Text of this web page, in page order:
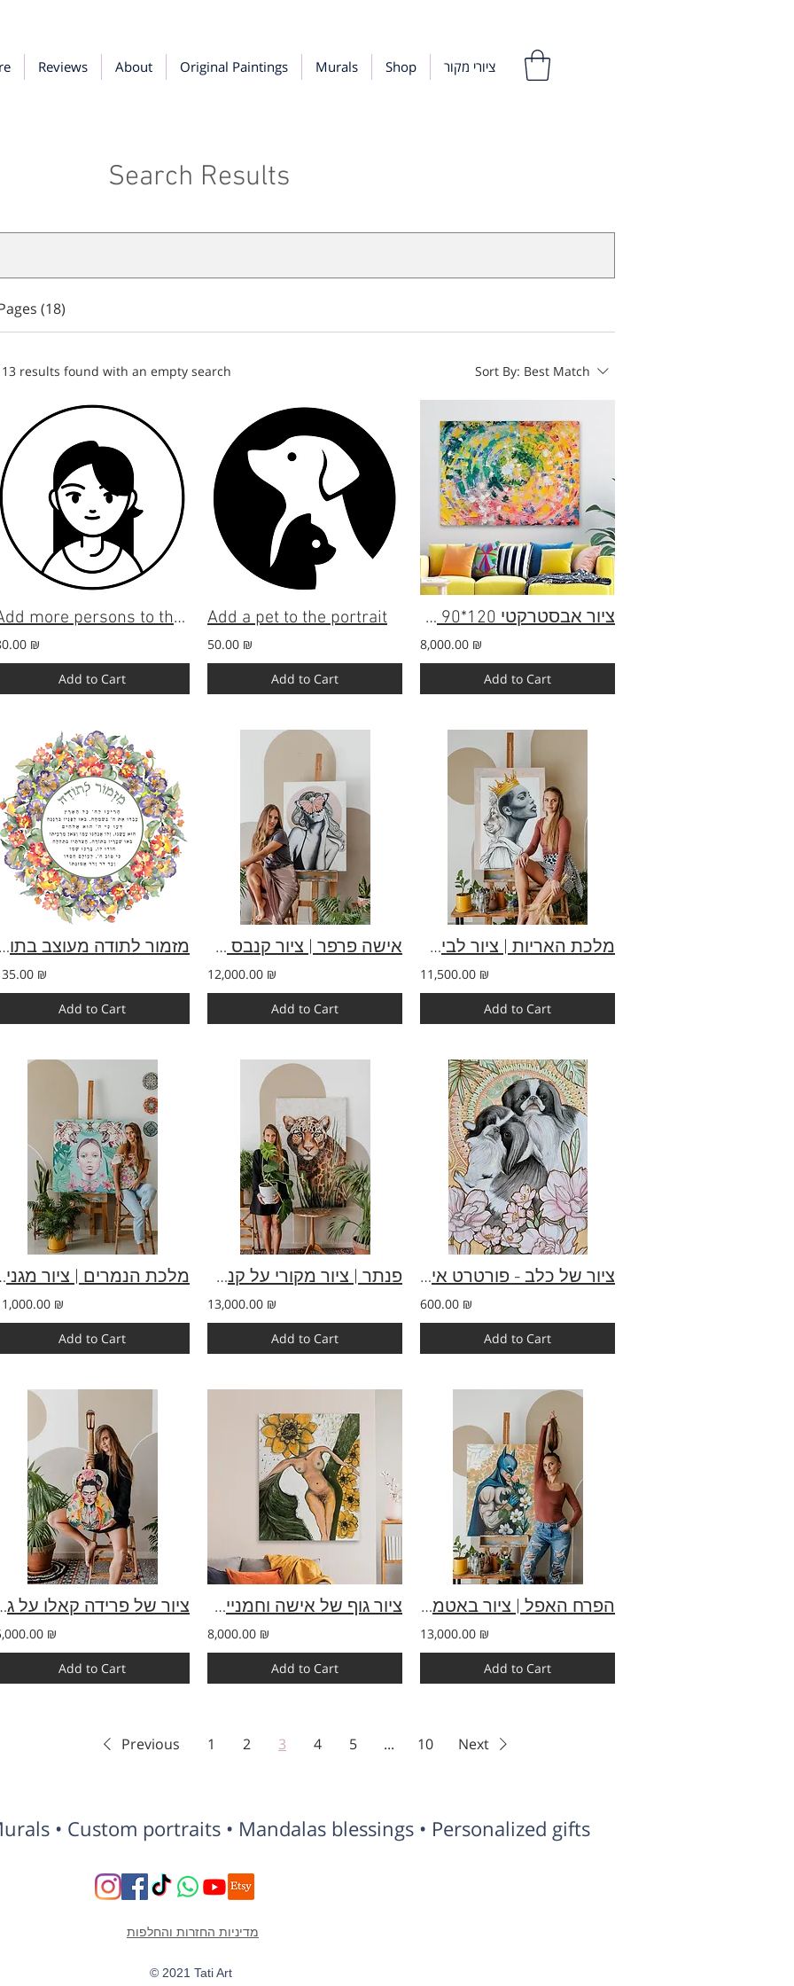
ציורי מקור Shop
Murals
Original Paintings
About
Reviews
Search Results
(18)
results found with an empty search Sort By: Best Match
Add more persons to the portrait
₪
Add to Cart
Add a pet to the portrait
50.00 ₪
Add to Cart
ציור אבסטרקטי 120*90 ס"מ | ציור צבעוני
8,000.00 ₪
Add to Cart
מזמור לתודה
₪
Add to Cart
אישה פרפר | ציור קנבס מקורי | 100×70
12,000.00 ₪
Add to Cart
מלכת האריות | ציור לבית ייחודי ומקורי | 70×100 | צבעי אקריליק
11,500.00 ₪
Add to Cart
מלכת הנמרים |
₪
Add to Cart
פנתר | ציור מקורי על קנבס | עוצמה, יופי וטבע פראי | 90×140
13,000.00 ₪
Add to Cart
ציור של כלב - פורטרט אישי בעבודת יד | ציורי חיות מחמד בהזמנה אישית
600.00 ₪
Add to Cart
ציור של
₪
Add to Cart
ציור גוף של אישה וחמנייה | שורש פורח בצבעי שמן 80×100 ס"מ
8,000.00 ₪
Add to Cart
הפרח האפל | ציור באטמן | מקורי 100×80
13,000.00 ₪
Add to Cart
Previous 1 2 3 4 5 ... 10 Next
• Custom portraits • Mandalas blessings • Personalized gifts
מדיניות החזרות והחלפות
© 2021 Tati Art